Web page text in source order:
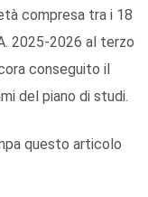
compresa tra i 18
2025-2026 al terzo
conseguito il
del piano di studi.
questo articolo